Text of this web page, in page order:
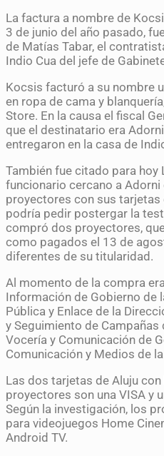
La factura a nombre de
3 de junio del año pasado,
de Matías Tabar, el
Indio Cua del jefe de
Kocsis facturó a su nombre
en ropa de cama y
Store. En la causa el fiscal
que el destinatario era
entregaron en la casa de
También fue citado para hoy
funcionario cercano a
proyectores con sus
podría pedir postergar la
compró dos proyectores,
como pagados el 13 de
diferentes de su titularidad.
Al momento de la compra
Información de Gobierno de
Pública y Enlace de la
y Seguimiento de
Vocería y Comunicación de
Comunicación y Medios de
Las dos tarjetas de Aluju
proyectores son una VISA y
Según la investigación, los
para videojuegos Home
Android TV.